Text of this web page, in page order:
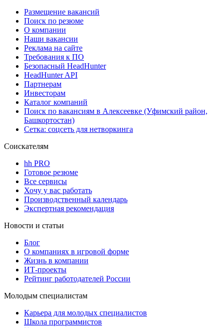
Размещение вакансий
Поиск по резюме
О компании
Наши вакансии
Реклама на сайте
Требования к ПО
Безопасный HeadHunter
HeadHunter API
Партнерам
Инвесторам
Каталог компаний
Поиск по вакансиям в Алексеевке (Уфимский район,
Башкортостан)
Сетка: соцсеть для нетворкинга
Соискателям
hh PRO
Готовое резюме
Все сервисы
Хочу у вас работать
Производственный календарь
Экспертная рекомендация
Новости и статьи
Блог
О компаниях в игровой форме
Жизнь в компании
ИТ-проекты
Рейтинг работодателей России
Молодым специалистам
Карьера для молодых специалистов
Школа программистов